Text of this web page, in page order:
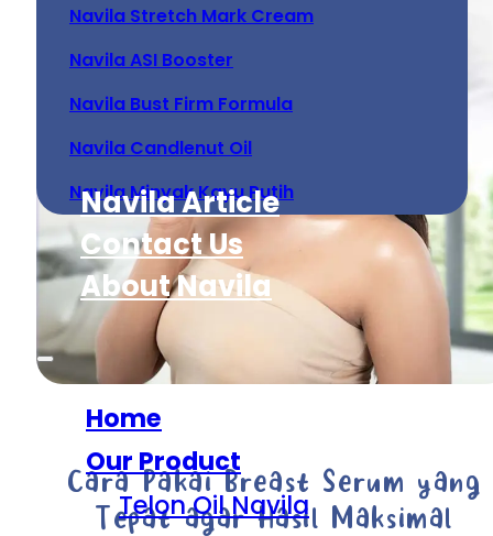
Navila Stretch Mark Cream
Navila ASI Booster
Navila Bust Firm Formula
Navila Candlenut Oil
Navila Minyak Kayu Putih
Navila Article
Contact Us
About Navila
Home
Our Product
Telon Oil Navila
Cara Pakai Breast Serum yang
Tepat agar Hasil Maksimal